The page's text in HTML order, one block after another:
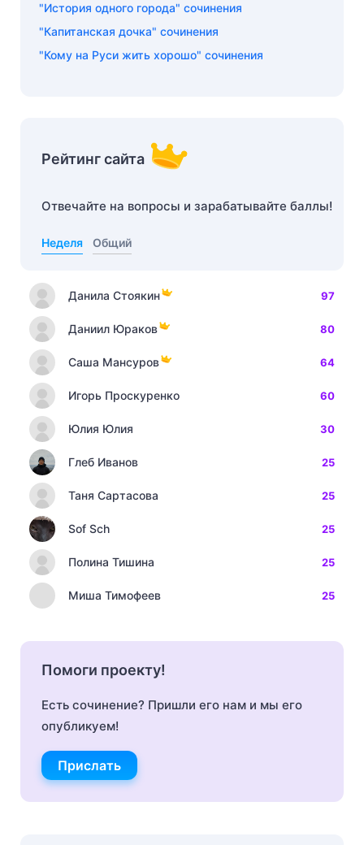
"История одного города" сочинения
"Капитанская дочка" сочинения
"Кому на Руси жить хорошо" сочинения
Рейтинг сайта
Отвечайте на вопросы и зарабатывайте баллы!
Неделя Общий
Данила Стоякин 97
Даниил Юраков 80
Саша Мансуров 64
Игорь Проскуренко 60
Юлия Юлия 30
Глеб Иванов 25
Таня Сартасова 25
Sof Sch 25
Полина Тишина 25
Миша Тимофеев 25
Помоги проекту!
Есть сочинение? Пришли его нам и мы его
опубликуем!
Прислать